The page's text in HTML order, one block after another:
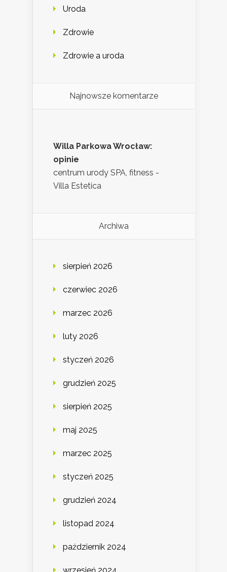
Uroda
Zdrowie
Zdrowie a uroda
Najnowsze komentarze
Willa Parkowa Wrocław:
opinie
centrum urody SPA, fitness -
Villa Estetica
Archiwa
sierpień 2026
czerwiec 2026
marzec 2026
luty 2026
styczeń 2026
grudzień 2025
sierpień 2025
maj 2025
marzec 2025
styczeń 2025
grudzień 2024
listopad 2024
październik 2024
wrzesień 2024